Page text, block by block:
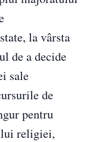
la vârsta
de a decide
sale
de
pentru
religiei,